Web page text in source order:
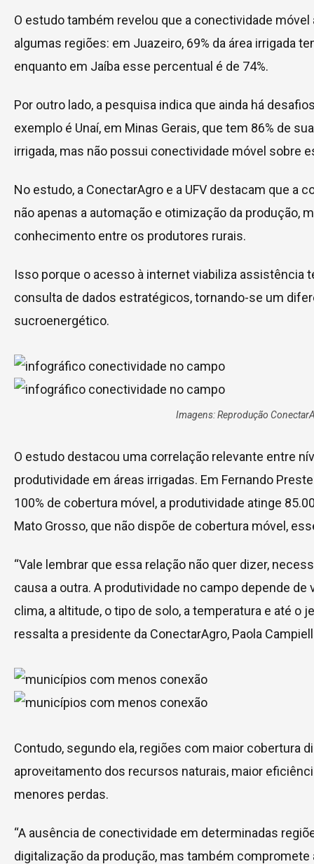
O estudo também revelou que a conectividade
algumas regiões: em Juazeiro, 69% da área irrigada
enquanto em Jaíba esse percentual é de 74%.
Por outro lado, a pesquisa indica que ainda há
exemplo é Unaí, em Minas Gerais, que tem 86% de
irrigada, mas não possui conectividade móvel sobre
No estudo, a ConectarAgro e a UFV destacam que a
não apenas a automação e otimização da produção,
conhecimento entre os produtores rurais.
Isso porque o acesso à internet viabiliza assistência
consulta de dados estratégicos, tornando-se um
sucroenergético.
Imagens: Reprodução
O estudo destacou uma correlação relevante entre
produtividade em áreas irrigadas. Em Fernando
100% de cobertura móvel, a produtividade atinge
Mato Grosso, que não dispõe de cobertura móvel,
“Vale lembrar que essa relação não quer dizer,
causa a outra. A produtividade no campo depende
clima, a altitude, o tipo de solo, a temperatura e até o
ressalta a presidente da ConectarAgro, Paola
Contudo, segundo ela, regiões com maior cobertura
aproveitamento dos recursos naturais, maior
menores perdas.
“A ausência de conectividade em determinadas
digitalização da produção, mas também compromete